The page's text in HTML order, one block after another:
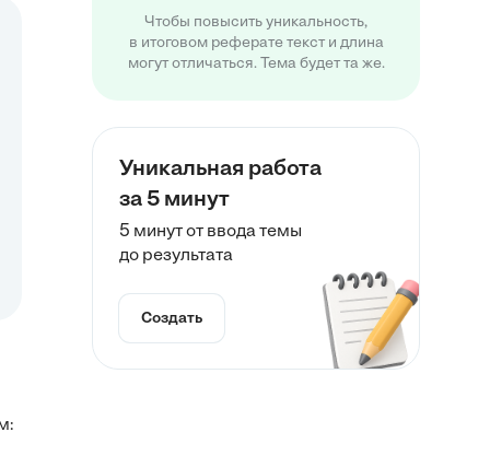
Чтобы повысить уникальность,
в итоговом реферате текст и длина
могут отличаться. Тема будет та же.
Уникальная работа
за 5 минут
5 минут от ввода темы
до результата
Создать